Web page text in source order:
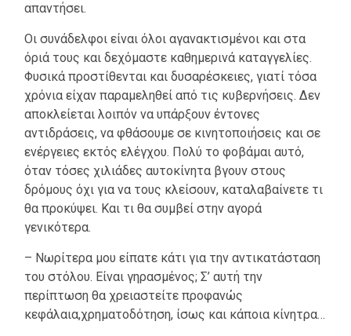
απαντήσει.
Οι συνάδελφοι είναι όλοι αγανακτισμένοι και στα
όριά τους και δεχόμαστε καθημερινά καταγγελίες.
Φυσικά προστίθενται και δυσαρέσκειες, γιατί τόσα
χρόνια είχαν παραμεληθεί από τις κυβερνήσεις. Δεν
αποκλείεται λοιπόν να υπάρξουν έντονες
αντιδράσεις, να φθάσουμε σε κινητοποιήσεις και σε
ενέργειες εκτός ελέγχου. Πολύ το φοβάμαι αυτό,
όταν τόσες χιλιάδες αυτοκίνητα βγουν στους
δρόμους όχι για να τους κλείσουν, καταλαβαίνετε τι
θα προκύψει. Και τι θα συμβεί στην αγορά
γενικότερα.
– Νωρίτερα μου είπατε κάτι για την αντικατάσταση
του στόλου. Είναι γηρασμένος; Σ’ αυτή την
περίπτωση θα χρειαστείτε προφανώς
κεφάλαια,χρηματοδότηση, ίσως και κάποια κίνητρα…